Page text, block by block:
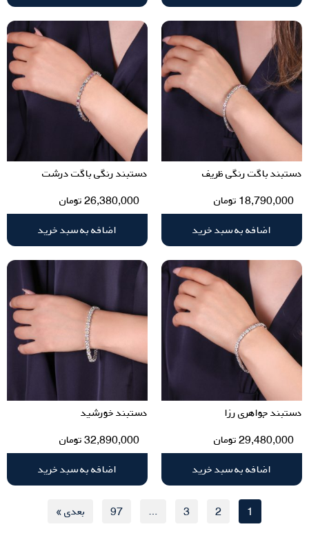
دستبند باگت رنگی ظریف
18,790,000 تومان
اضافه به سبد خرید
دستبند رنگی باگت درشت
26,380,000تومان
اضافه به سبد خرید
دستبند جواهری رزا
29,480,000تومان
اضافه به سبد خرید
دستبند خورشید
32,890,000تومان
اضافه به سبد خرید
1
2
3
…
97 بعدی »